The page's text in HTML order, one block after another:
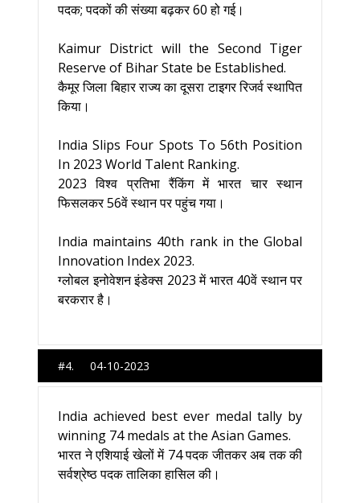
पदक; पदकों की संख्या बढ़कर 60 हो गई।
Kaimur District will the Second Tiger
Reserve of Bihar State be Established.
कैमूर जिला बिहार राज्य का दूसरा टाइगर रिजर्व स्थापित
किया।
India Slips Four Spots To 56th Position
In 2023 World Talent Ranking.
2023 विश्व प्रतिभा रैंकिंग में भारत चार स्थान
फिसलकर 56वें स्थान पर पहुंच गया।
India maintains 40th rank in the Global
Innovation Index 2023.
ग्लोबल इनोवेशन इंडेक्स 2023 में भारत 40वें स्थान पर
बरकरार है।
#4. 04-10-2023
India achieved best ever medal tally by
winning 74 medals at the Asian Games.
भारत ने एशियाई खेलों में 74 पदक जीतकर अब तक की
सर्वश्रेष्ठ पदक तालिका हासिल की।